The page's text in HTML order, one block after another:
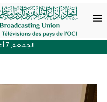
الجمعة, 7 أغسطس , 2026